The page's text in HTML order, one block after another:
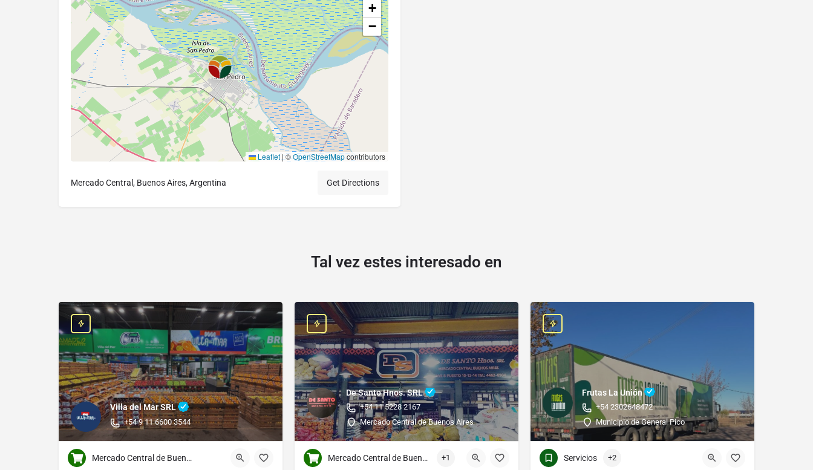
+
−
Leaflet|©OpenStreetMapcontributors
Mercado Central, Buenos Aires, Argentina Get Directions
Tal vez estes interesado en
Villa del Mar SRL
+54 9 11 6600 3544
Mercado Central de Buenos Aires
De Santo Hnos. SRL
+54 11 5228 2167
Mercado Central de Buenos Aires
Mercado Central de Buenos Aires +1
Frutas La Unión
+54 2302648472
Municipio de General Pico
Servicios +2